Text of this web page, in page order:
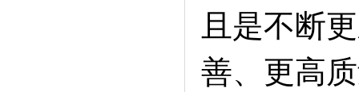
且是不断
善、更高